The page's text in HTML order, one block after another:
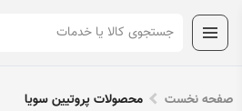
صفحه نخست محصولات پروتیین سویا